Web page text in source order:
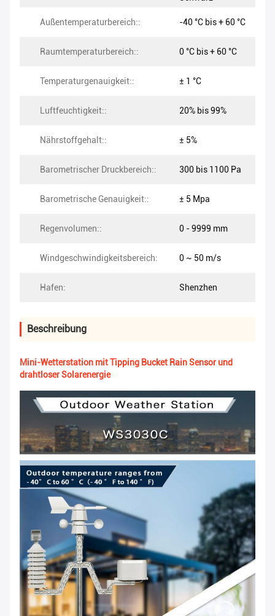
Außentemperaturbereich:: -40 °C bis + 60 °C
Raumtemperaturbereich:: 0 °C bis + 60 °C
Temperaturgenauigkeit:: ± 1 °C
Luftfeuchtigkeit:: 20% bis 99%
Nährstoffgehalt:: ± 5%
Barometrischer Druckbereich:: 300 bis 1100 Pa
Barometrische Genauigkeit:: ± 5 Mpa
Regenvolumen:: 0 - 9999 mm
Windgeschwindigkeitsbereich: 0 ~ 50 m/s
Hafen: Shenzhen
Beschreibung
Mini-Wetterstation mit Tipping Bucket Rain Sensor und
drahtloser Solarenergie